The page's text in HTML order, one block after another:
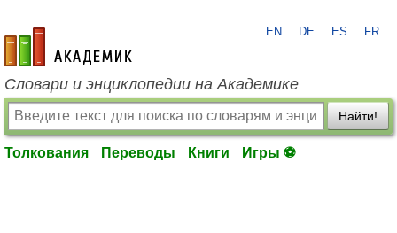
academic.ru
EN DE ES FR
Словари и энциклопедии на Академике
Найти!
Толкования Переводы Книги Игры ⚽